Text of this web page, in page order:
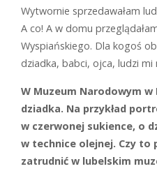
Wytwornie sprzedawałam
A co! A w do­mu
Wyspiańskiego. Dla kogoś
dziadka, babci, ojca, ludzi mi
W Muzeum Narodowym
dziadka. Na przykład
w czerwonej sukience, o
w technice olejnej. Czy to
zatrudnić w lubelskim